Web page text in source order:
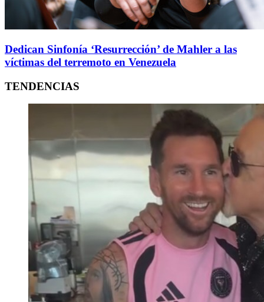
Dedican Sinfonía ‘Resurrección’ de Mahler a las
víctimas del terremoto en Venezuela
TENDENCIAS